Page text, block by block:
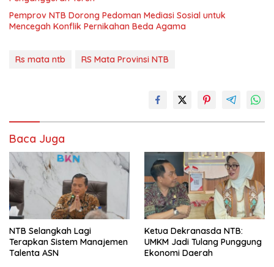
Pemprov NTB Dorong Pedoman Mediasi Sosial untuk
Mencegah Konflik Pernikahan Beda Agama
Rs mata ntb RS Mata Provinsi NTB
Baca Juga
NTB Selangkah Lagi
Terapkan Sistem Manajemen
Talenta ASN
Ketua Dekranasda NTB:
UMKM Jadi Tulang Punggung
Ekonomi Daerah